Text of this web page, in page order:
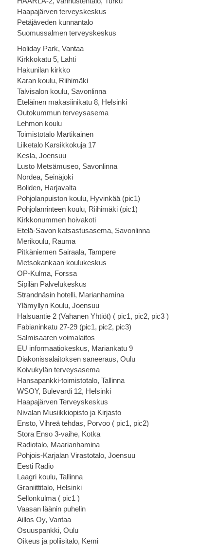
Haapajärven terveyskeskus
Petäjäveden kunnantalo
Suomussalmen terveyskeskus
Holiday Park, Vantaa
Kirkkokatu 5, Lahti
Hakunilan kirkko
Karan koulu, Riihimäki
Talvisalon koulu, Savonlinna
Eteläinen makasiinikatu 8, Helsinki
Outokummun terveysasema
Lehmon koulu
Toimistotalo Martikainen
Liiketalo Karsikkokuja 17
Kesla, Joensuu
Lusto Metsämuseo, Savonlinna
Nordea, Seinäjoki
Boliden, Harjavalta
Pohjolanpuiston koulu, Hyvinkää (pic1)
Pohjolanrinteen koulu, Riihimäki (pic1)
Kirkkonummen hoivakoti
Etelä-Savon katsastusasema, Savonlinna
Merikoulu, Rauma
Pitkäniemen Sairaala, Tampere
Metsokankaan koulukeskus
OP-Kulma, Forssa
Sipilän Palvelukeskus
Strandnäsin hotelli, Marianhamina
Ylämyllyn Koulu, Joensuu
Halsuantie 2 (Vahanen Yhtiöt) ( pic1, pic2, pic3 )
Fabianinkatu 27-29 (pic1, pic2, pic3)
Salmisaaren voimalaitos
EU informaatiokeskus, Mariankatu 9
Diakonissalaitoksen saneeraus, Oulu
Koivukylän terveysasema
Hansapankki-toimistotalo, Tallinna
WSOY, Bulevardi 12, Helsinki
Haapajärven Terveyskeskus
Nivalan Musiikkiopisto ja Kirjasto
Ensto, Vihreä tehdas, Porvoo ( pic1, pic2)
Stora Enso 3-vaihe, Kotka
Radiotalo, Maarianhamina
Pohjois-Karjalan Virastotalo, Joensuu
Eesti Radio
Laagri koulu, Tallinna
Graniittitalo, Helsinki
Sellonkulma ( pic1 )
Vaasan läänin puhelin
Aillos Oy, Vantaa
Osuuspankki, Oulu
Oikeus ja poliisitalo, Kemi